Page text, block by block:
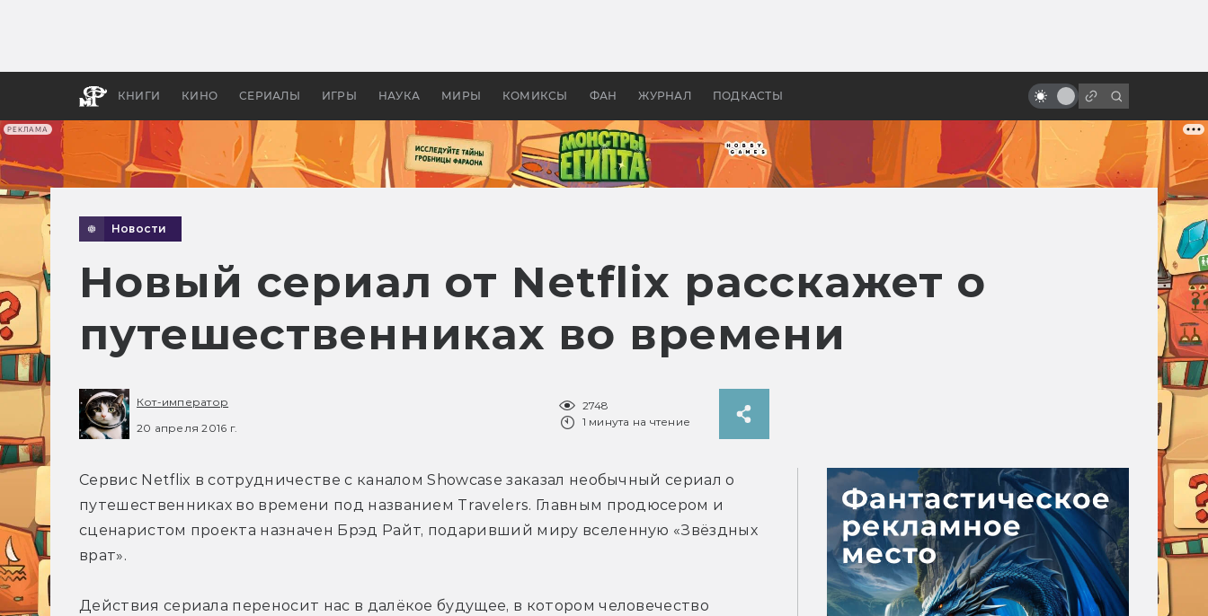
РЕКЛАМА
КНИГИ КИНО СЕРИАЛЫ ИГРЫ НАУКА МИРЫ КОМИКСЫ ФАН ЖУРНАЛ ПОДКАСТЫ
бы «Властелина колец»
Древней Грецией
и черновики сценария
Новости
Новый сериал от Netflix расскажет о
путешественниках во времени
Кот-император
20 апреля 2016 г.
2748
1 минута на чтение
Сервис Netflix в сотрудничестве с каналом Showcase заказал необычный сериал о
путешественниках во времени под названием Travelers. Главным продюсером и
сценаристом проекта назначен Брэд Райт, подаривший миру вселенную «Звёздных
врат».
Действия сериала переносит нас в далёкое будущее, в котором человечество